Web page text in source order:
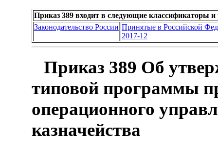
Приказ 389 входит в следующие классификаторы и
Законодательство России Принятые в Российской
2017-12
Приказ 389 Об
типовой программы
операционного
казначейства